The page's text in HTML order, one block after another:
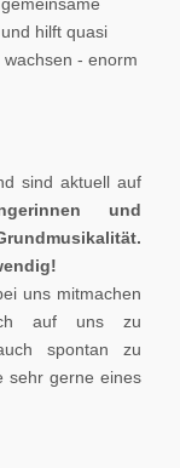
hilft quasi
- enorm
sind aktuell auf
und
uns mitmachen
auf uns zu
spontan zu
sehr gerne eines